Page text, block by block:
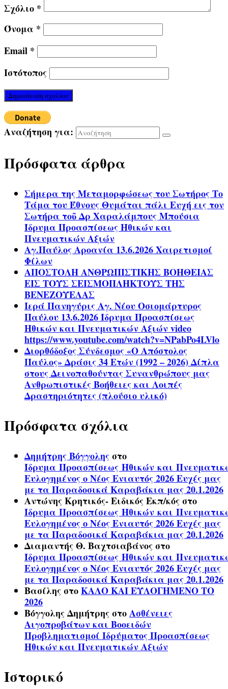
Σχόλιο *
Όνομα *
Email *
Ιστότοπος
Αναζήτηση για:
Πρόσφατα άρθρα
Σήμερα της Μεταμορφώσεως του Σωτήρος Το
Τάμα του Έθνους Θυμάται πάλι Ευχή εις τον
Σωτήρα τοῦ Δρ Χαραλάμπους Μπούσια
Ίδρυμα Προασπίσεως Ηθικών και
Πνευματικών Αξιών
Αγ.Παύλος Αροανία 13.6.2026 Χαιρετισμοί
Φίλων
ΑΠΟΣΤΟΛΗ ΑΝΘΡΩΠΙΣΤΙΚΗΣ ΒΟΗΘΕΙΑΣ
ΕΙΣ ΤΟΥΣ ΣΕΙΣΜΟΠΛΗΚΤΟΥΣ ΤΗΣ
ΒΕΝΕΖΟΥΕΛΑΣ
Ιερά Πανηγύρις Αγ. Νέου Οσιομάρτυρος
Παύλου 13.6.2026 Ίδρυμα Προασπίσεως
Ηθικών και Πνευματικών Αξιών video
https://www.youtube.com/watch?v=NPabPo4LVlo
Διορθόδοξος Σύνδεσμος «Ο Απόστολος
Παύλος» Δράσις 34 Ετών (1992 – 2026) Δίπλα
στους Δεινοπαθούντας Συνανθρώπους μας
Ανθρωπιστικές Βοήθειες και Λοιπές
Δραστηριότητες (πλούσιο υλικό)
Πρόσφατα σχόλια
Δημήτρης Βόγγοληςστο
Ίδρυμα Προασπίσεως Ηθικών και
Ευλογημένος ο Νέος Ενιαυτός 2026 Ευχές μας
με τα Παραδοσικά Καραβάκια μας 20.1.2026
Αντώνης Κρητικός- Ειδικός Εκπ/κόςστο
Ίδρυμα Προασπίσεως Ηθικών και
Ευλογημένος ο Νέος Ενιαυτός 2026 Ευχές μας
με τα Παραδοσικά Καραβάκια μας 20.1.2026
Διαμαντής Θ. Βαχτσιαβάνοςστο
Ίδρυμα Προασπίσεως Ηθικών και
Ευλογημένος ο Νέος Ενιαυτός 2026 Ευχές μας
με τα Παραδοσικά Καραβάκια μας 20.1.2026
ΒασίληςστοΚΑΛΟ ΚΑΙ ΕΥΛΟΓΗΜΕΝΟ ΤΟ
2026
Βόγγολης ΔημήτρηςστοΑσθένειες
Αιγοπροβάτων και Βοοειδών
Προβληματισμοί Ιδρύματος Προασπίσεως
Ηθικών και Πνευματικών Αξιών
Ιστορικό